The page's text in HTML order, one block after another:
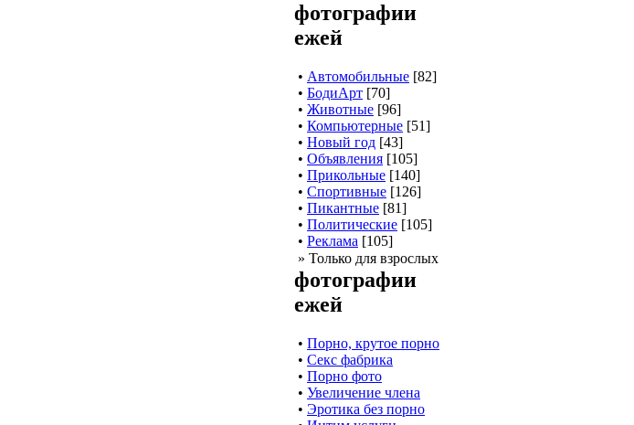
фотографии
ежей
• Автомобильные [82]
• БодиАрт [70]
• Животные [96]
• Компьютерные [51]
• Новый год [43]
• Объявления [105]
• Прикольные [140]
• Спортивные [126]
• Пикантные [81]
• Политические [105]
• Реклама [105]
» Только для взрослых
фотографии
ежей
• Порно, крутое порно
• Секс фабрика
• Порно фото
• Увеличение члена
• Эротика без порно